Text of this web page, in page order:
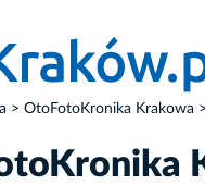
OtoFotoKronika Krakowa